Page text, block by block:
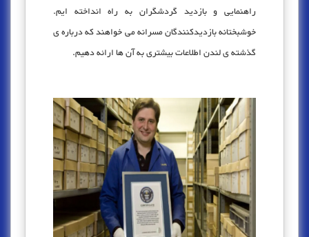
راهنمایی و بازدید گردشگران به راه انداخته ایم.
خوشبختانه بازدیدکنندگان مسرانه می خواهند که درباره ی
گذشته ی لندن اطلاعات بیشتری به آن ها ارائه دهیم.